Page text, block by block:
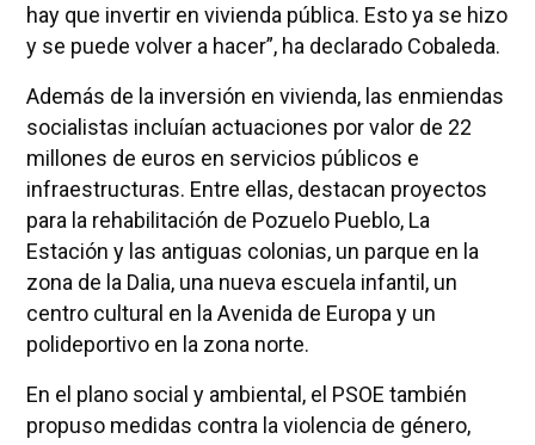
hay que invertir en vivienda pública. Esto ya se hizo
y se puede volver a hacer”, ha declarado Cobaleda.
Además de la inversión en vivienda, las enmiendas
socialistas incluían actuaciones por valor de 22
millones de euros en servicios públicos e
infraestructuras. Entre ellas, destacan proyectos
para la rehabilitación de Pozuelo Pueblo, La
Estación y las antiguas colonias, un parque en la
zona de la Dalia, una nueva escuela infantil, un
centro cultural en la Avenida de Europa y un
polideportivo en la zona norte.
En el plano social y ambiental, el PSOE también
propuso medidas contra la violencia de género,